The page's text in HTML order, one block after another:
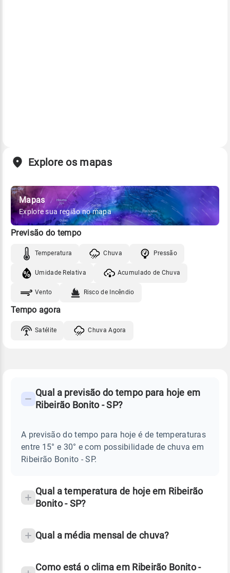
Explore os mapas
Mapas
Explore sua região no mapa
Previsão do tempo
Temperatura Chuva Pressão
Umidade Relativa Acumulado de Chuva
Vento Risco de Incêndio
Tempo agora
Satélite Chuva Agora
TEMPO
RIBEIRÃO
BONITO
Perguntas
sobre
chuva
Qual a previsão do tempo para hoje em
Ribeirão Bonito - SP?
A previsão do tempo para hoje é de temperaturas
entre 15° e 30° e com possibilidade de chuva em
Ribeirão Bonito - SP.
Qual a temperatura de hoje em Ribeirão
Bonito - SP?
Qual a média mensal de chuva?
Como está o clima em Ribeirão Bonito -